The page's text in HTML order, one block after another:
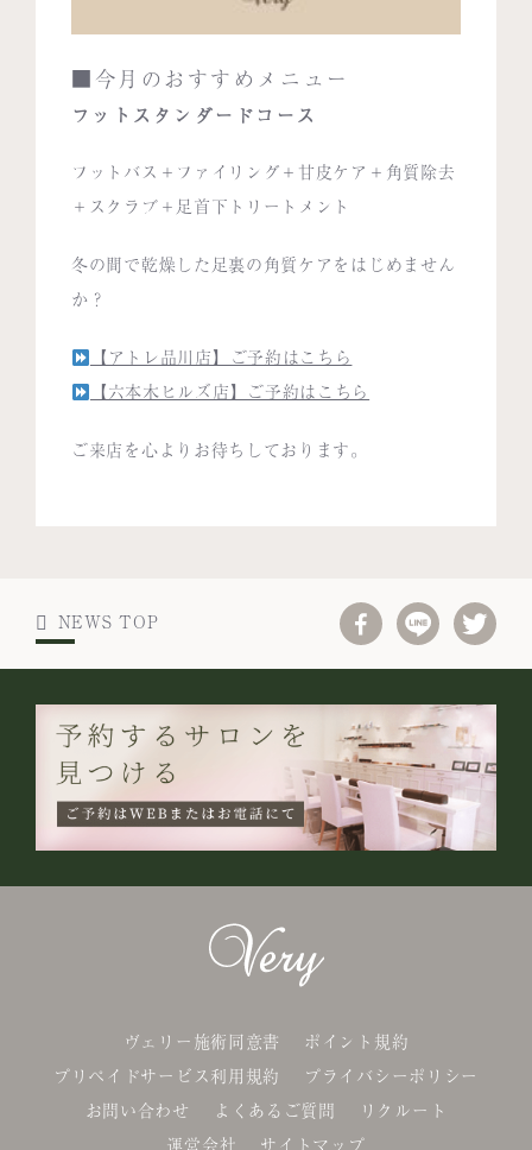
■今月のおすすめメニュー
フットスタンダードコース
フットバス＋ファイリング＋甘皮ケア＋角質除去
＋スクラブ＋足首下トリートメント
冬の間で乾燥した足裏の角質ケアをはじめません
か？
【アトレ品川店】ご予約はこちら
【六本木ヒルズ店】ご予約はこちら
ご来店を心よりお待ちしております。
NEWS TOP
ヴェリー施術同意書
ポイント規約
プリペイドサービス利用規約
プライバシーポリシー
お問い合わせ
よくあるご質問
リクルート
運営会社
サイトマップ